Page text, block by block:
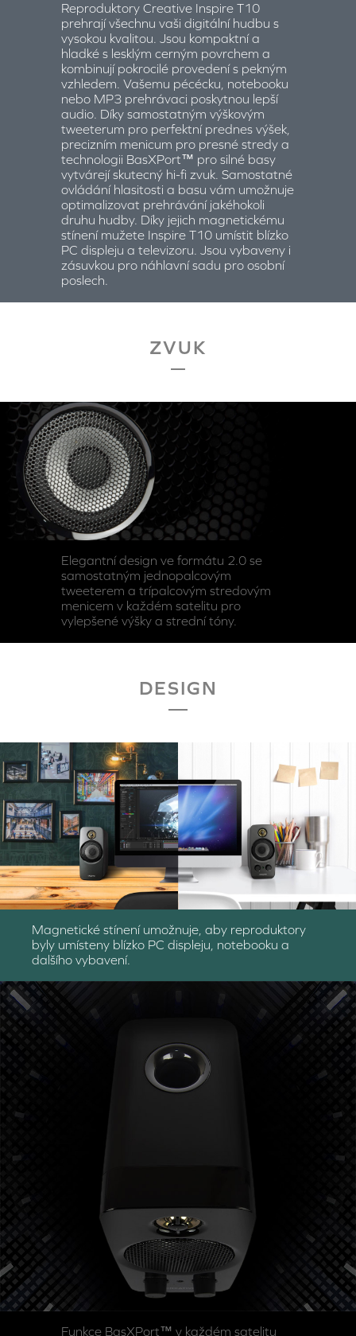
Reproduktory Creative Inspire T10
prehrají všechnu vaši digitální hudbu s
vysokou kvalitou. Jsou kompaktní a
hladké s lesklým cerným povrchem a
kombinují pokrocilé provedení s pekným
vzhledem. Vašemu pécécku, notebooku
nebo MP3 prehrávaci poskytnou lepší
audio. Díky samostatným výškovým
tweeterum pro perfektní prednes výšek,
precizním menicum pro presné stredy a
technologii BasXPort™ pro silné basy
vytvárejí skutecný hi-fi zvuk. Samostatné
ovládání hlasitosti a basu vám umožnuje
optimalizovat prehrávání jakéhokoli
druhu hudby. Díky jejich magnetickému
stínení mužete Inspire T10 umístit blízko
PC displeju a televizoru. Jsou vybaveny i
zásuvkou pro náhlavní sadu pro osobní
poslech.
ZVUK
Elegantní design ve formátu 2.0 se
samostatným jednopalcovým
tweeterem a trípalcovým stredovým
menicem v každém satelitu pro
vylepšené výšky a strední tóny.
DESIGN
Magnetické stínení umožnuje, aby reproduktory
byly umísteny blízko PC displeju, notebooku a
dalšího vybavení.
Funkce BasXPort™ v každém satelitu